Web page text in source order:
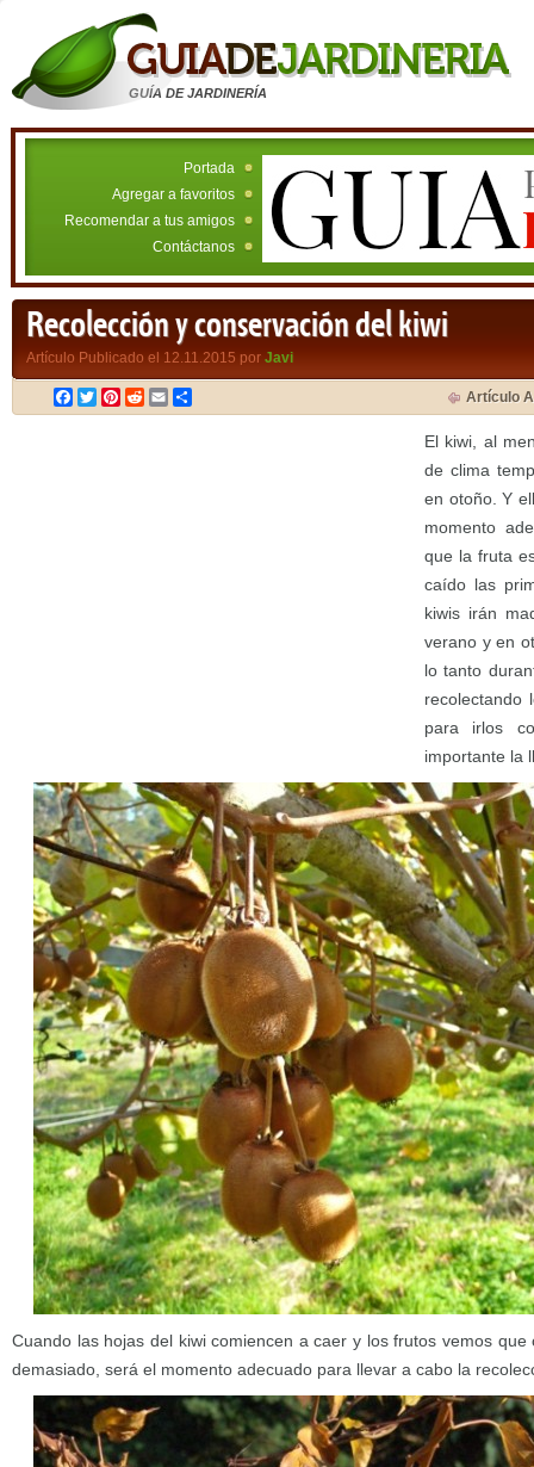
GUÍA DE JARDINERÍA
Portada
Agregar a favoritos
Recomendar a tus amigos
Contáctanos
Recolección y conservación del kiwi
Artículo Publicado el 12.11.2015 por Javi
Facebook
TwitterPinterest
RedditEmail Artículo
El kiwi, al
de clima
en otoño. Y
momento
que la fruta
caído las
kiwis irán
verano y en
lo tanto
recolectando
para irlos
importante la
Cuando las hojas del kiwi comiencen a caer y los frutos vemos
demasiado, será el momento adecuado para llevar a cabo la